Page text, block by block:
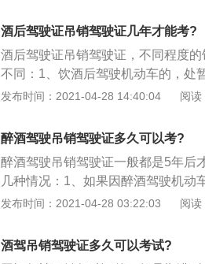
车驾驶证，终生不得重新取得机动车
定，交通肇事构成犯罪的，应当在
案件拖到两年后法院才判决，那么
公安机关交通管理部门收到人民法
车驾驶人有罪的司法建议函后，将
一并报送设区市公安机关交通管理
酒后驾驶证吊销驾驶证几年才能考?
酒后驾驶证吊销驾驶证，不同程度
不同：1、饮酒后驾驶机动车的，处
二千元以下罚款。因饮酒后驾驶机
机关交通管理部门约束至酒醒，吊
不得重新取得机动车驾驶证；3、饮
处五千元罚款，吊销机动车驾驶证
酒驾驶营运机动车的，由公安机关
证，依法追究刑事责任；十年内不
故，构成犯罪的，依法追究刑事责
发布时间：2021-04-28 14:40:04 阅读
醉酒驾驶吊销驾驶证多久可以考?
醉酒驾驶吊销驾驶证一般都是5年后
几种情况：1、如果因醉酒驾驶机动
驾驶证。醉酒驾驶营运机动车的，
事故肇事逃逸，构成犯罪的，被吊
发布时间：2021-04-28 03:22:03 阅读
酒驾吊销驾驶证多久可以考试?